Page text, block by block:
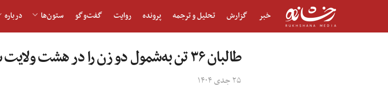
خبر گزارش تحلیل و ترجمه پرونده روایت گفت‌و‎گو ستون‌ها درباره
طالبان ۳۶ تن به‌شمول دو زن را در هشت ولایت شلاق زدند
۲۵ جدی ۱۴۰۴